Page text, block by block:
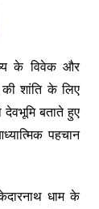
के विवेक और
शांति के लिए
बताते हुए
पहचान
धाम के